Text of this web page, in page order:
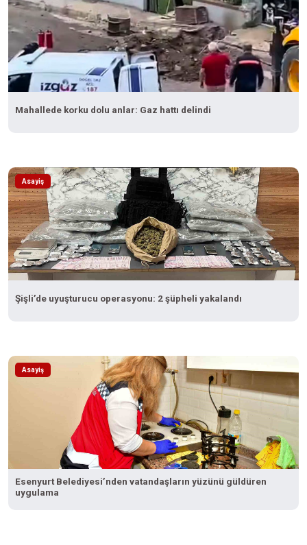
Mahallede korku dolu anlar: Gaz hattı delindi
Asayiş
Şişli’de uyuşturucu operasyonu: 2 şüpheli yakalandı
Asayiş
Esenyurt Belediyesi’nden vatandaşların yüzünü güldüren
uygulama